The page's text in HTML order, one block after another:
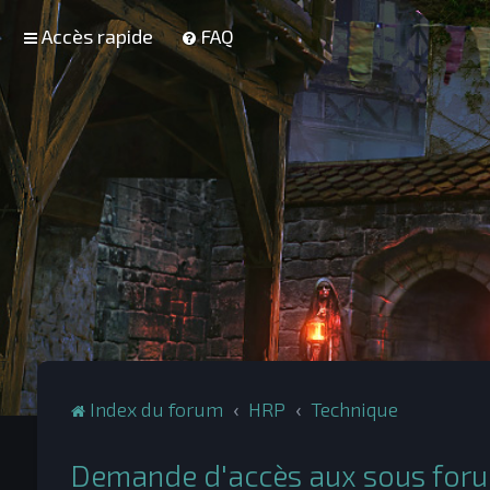
Accès rapide FAQ
Index du forum HRP Technique
Demande d'accès aux sous